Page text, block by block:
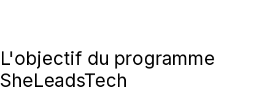
L'objectif du programme
SheLeadsTech